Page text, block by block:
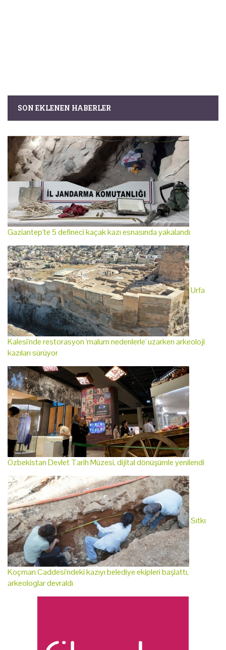
SON EKLENEN HABERLER
Gaziantep'te 5 defineci kaçak kazı esnasında yakalandı
Urfa
Kalesi'nde restorasyon 'malum nedenlerle' uzarken arkeoloji
kazıları sürüyor
Özbekistan Devlet Tarih Müzesi, dijital dönüşümle yenilendi
Sıtkı
Koçman Caddesi'ndeki kazıyı belediye ekipleri başlattı,
arkeologlar devraldı